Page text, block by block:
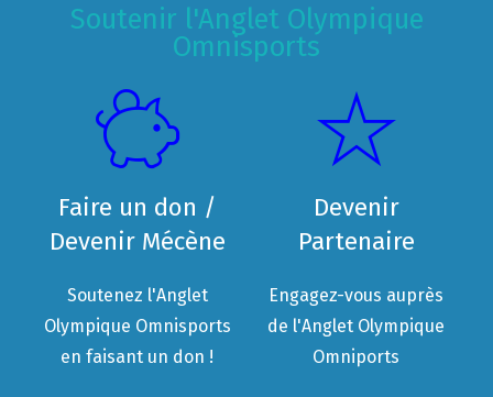
Soutenir l'Anglet Olympique
Omnisports
Faire un don /
Devenir Mécène
Soutenez l'Anglet
Olympique Omnisports
en faisant un don !
Devenir
Partenaire
Engagez-vous auprès
de l'Anglet Olympique
Omniports